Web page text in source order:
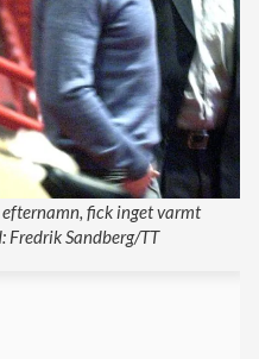
fick inget varmt
Sandberg/TT